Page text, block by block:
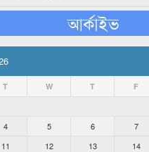
আর্কাইভ
T W T F
4 5 6 7
11 12 13 14